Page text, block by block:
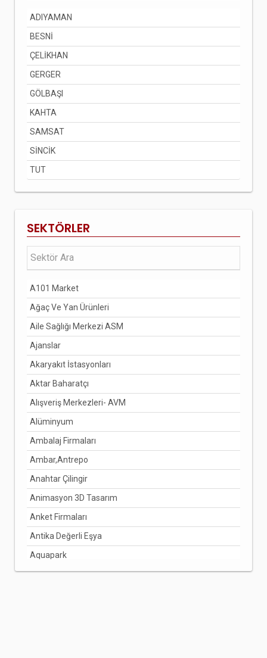
ADIYAMAN
BESNİ
ÇELİKHAN
GERGER
GÖLBAŞI
KAHTA
SAMSAT
SİNCİK
TUT
SEKTÖRLER
A101 Market
Ağaç Ve Yan Ürünleri
Aile Sağlığı Merkezi ASM
Ajanslar
Akaryakıt İstasyonları
Aktar Baharatçı
Alışveriş Merkezleri- AVM
Alüminyum
Ambalaj Firmaları
Ambar,Antrepo
Anahtar Çilingir
Animasyon 3D Tasarım
Anket Firmaları
Antika Değerli Eşya
Aquapark
Arabuluculuk Hizmetleri